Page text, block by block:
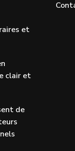
et
clair et
de